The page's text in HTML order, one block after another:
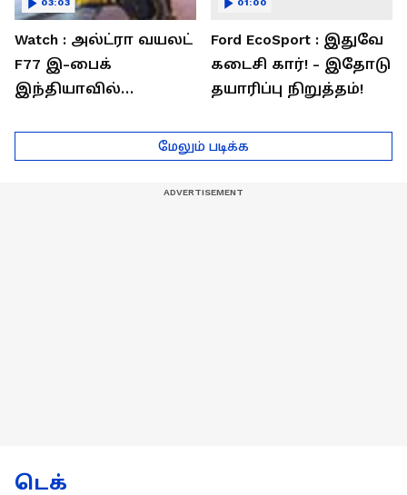
Watch : அல்ட்ரா வயலட்
F77 இ-பைக்
இந்தியாவில்
சார்ஜில் 307கி.மீ
பயணம்!
03:03
Ford EcoSport : இதுவே
கடைசி கார்! - இதோடு
தயாரிப்பு நிறுத்தம்!
01:00
மேலும் படிக்க
டெக்